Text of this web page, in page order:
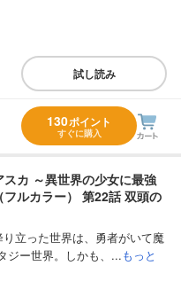
試し読み
130ポイント
すぐに購入
スカ ～異世界の少女に最強
ルカラー） 第22話 双頭の
り立った世界は、勇者がいて魔
ジー世界。しかも、...もっと